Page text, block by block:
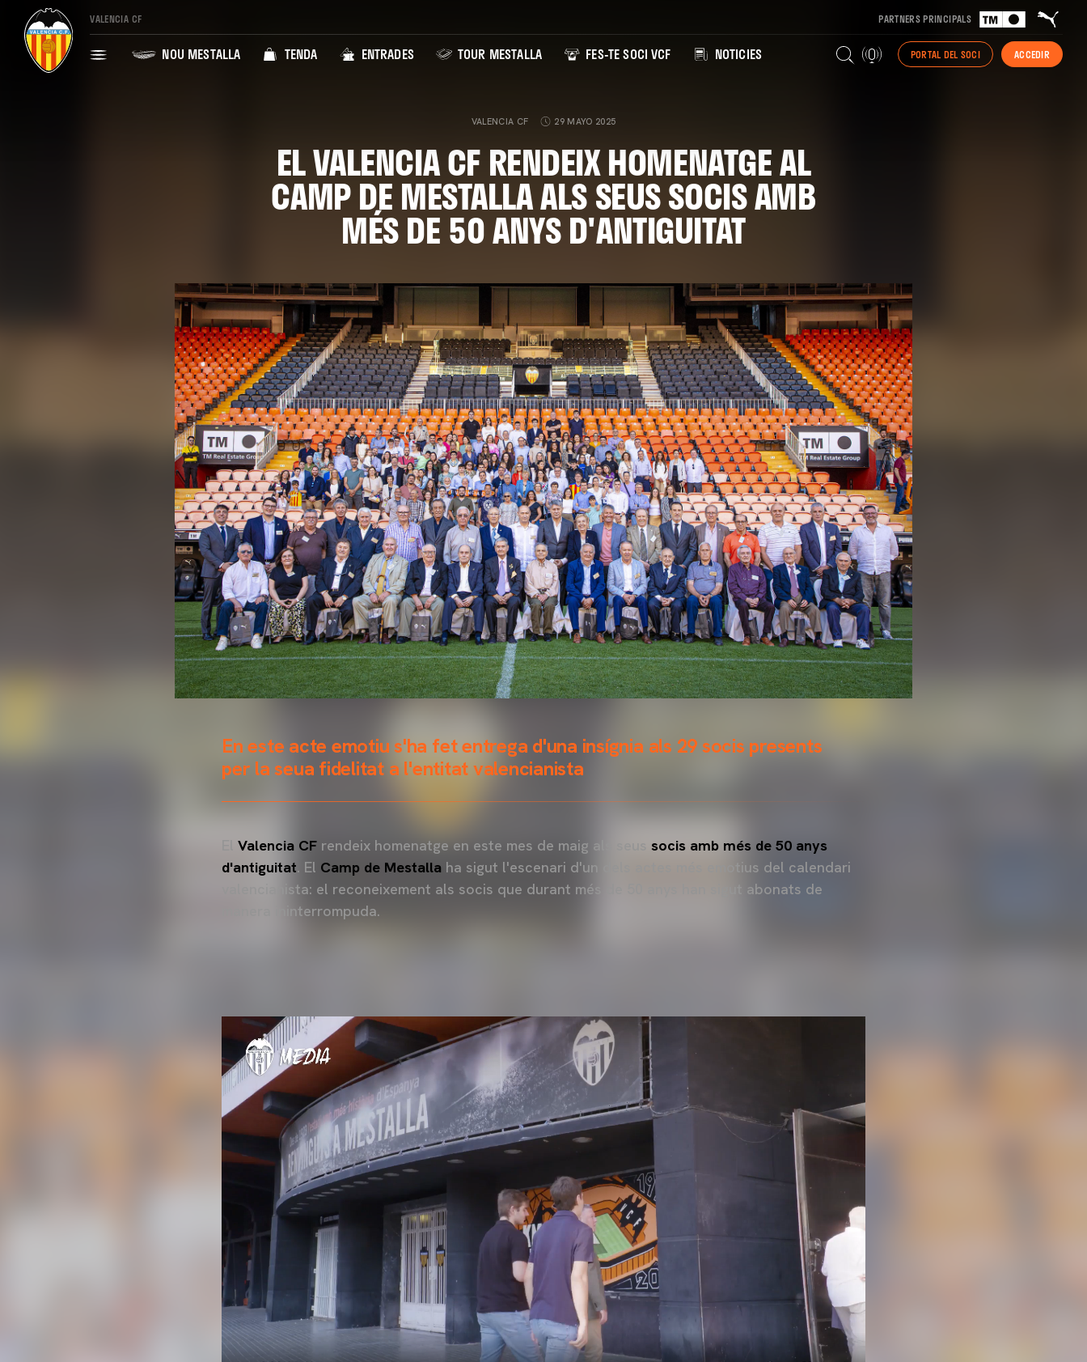
VALENCIA CF PARTNERS PRINCIPALS
NOU MESTALLA TENDA ENTRADES TOUR MESTALLA FES-TE SOCI VCF NOTICIES PORTAL DEL SOCI ACCEDIR
VALENCIA CF 29 MAYO 2025
EL VALENCIA CF RENDEIX HOMENATGE AL
CAMP DE MESTALLA ALS SEUS SOCIS AMB
MÉS DE 50 ANYS D'ANTIGUITAT
En este acte emotiu s'ha fet entrega d'una insígnia als 29 socis presents
per la seua fidelitat a l'entitat valencianista
Valencia CF rendeix homenatge en este mes de maig als seus socis amb més de 50 anys
d'antiguitat. El Camp de Mestalla ha sigut l'escenari d'un dels actes més emotius del calendari
valencianista: el reconeixement als socis que durant més de 50 anys han sigut abonats de
manera ininterrompuda.